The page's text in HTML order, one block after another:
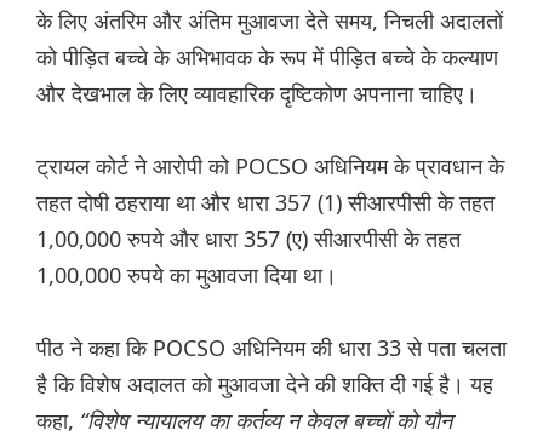
के लिए अंतरिम और अंतिम मुआवजा देते समय, निचली अदालतों
को पीड़ित बच्चे के अभिभावक के रूप में पीड़ित बच्चे के कल्याण
और देखभाल के लिए व्यावहारिक दृष्टिकोण अपनाना चाहिए।
ट्रायल कोर्ट ने आरोपी को POCSO अधिनियम के प्रावधान के
तहत दोषी ठहराया था और धारा 357 (1) सीआरपीसी के तहत
1,00,000 रुपये और धारा 357 (ए) सीआरपीसी के तहत
1,00,000 रुपये का मुआवजा दिया था।
पीठ ने कहा कि POCSO अधिनियम की धारा 33 से पता चलता
है कि विशेष अदालत को मुआवजा देने की शक्ति दी गई है। यह
कहा, “विशेष न्यायालय का कर्तव्य न केवल बच्चों को यौन